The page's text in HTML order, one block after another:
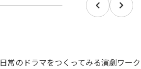
日常のドラマをつくってみる演劇ワー